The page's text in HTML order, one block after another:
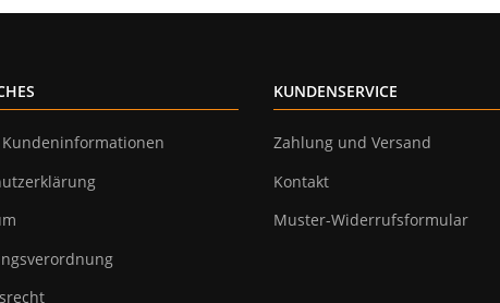
Kundeninformationen
KUNDENSERVICE
Zahlung und Versand
Kontakt
Muster-Widerrufsformular